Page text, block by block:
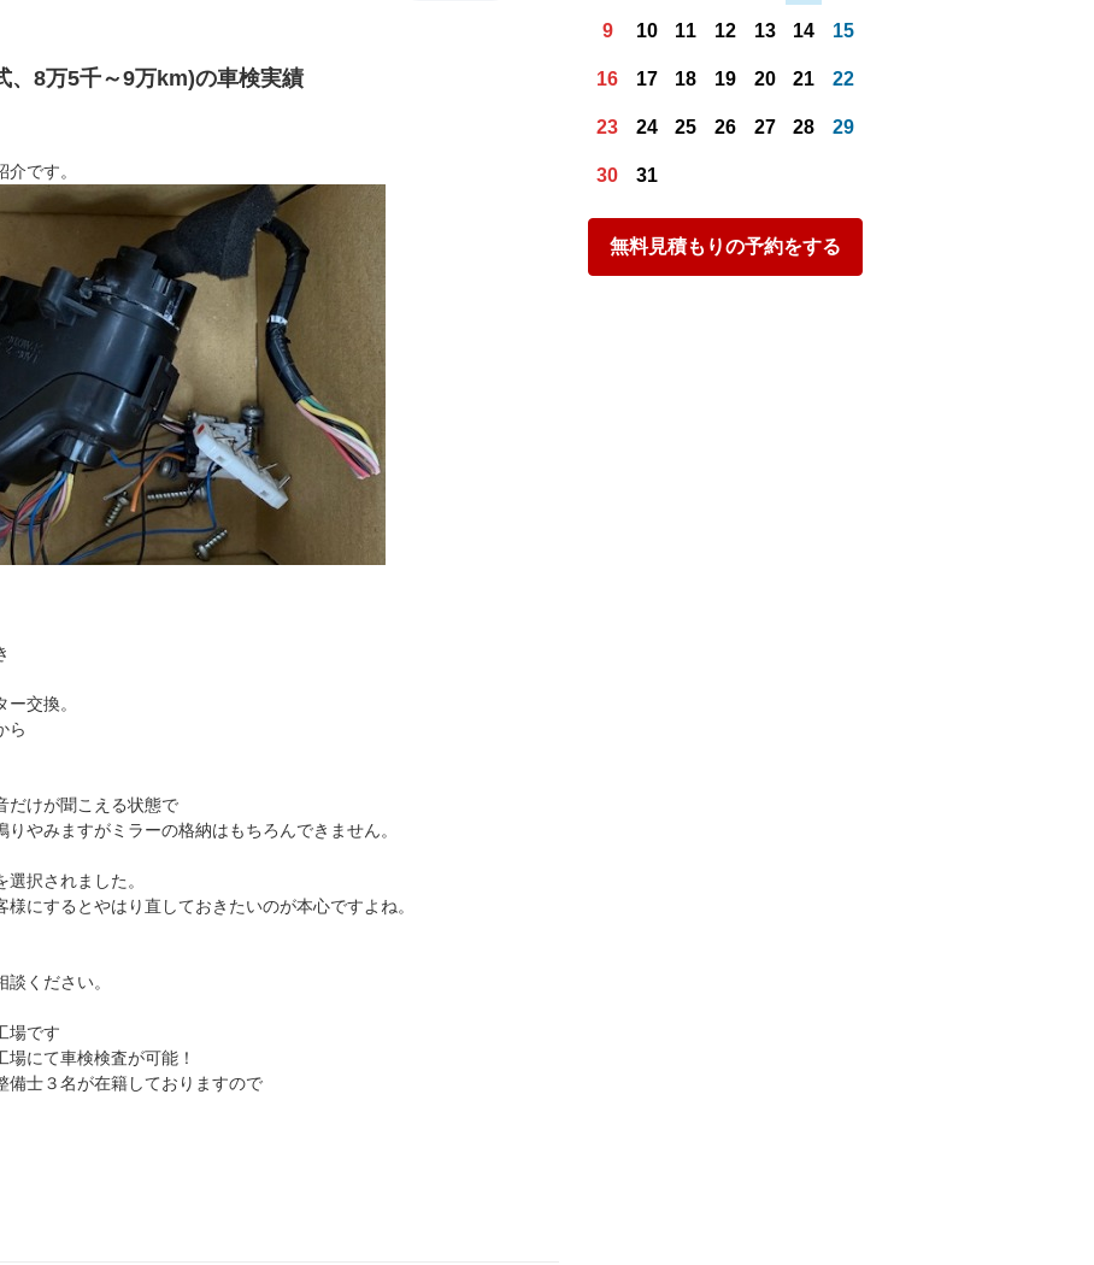
9 10 11 12 13 14 15
16 17 18 19 20 21 22
23 24 25 26 27 28 29
30 31
無料見積もりの予約をする
、8万5千～9万km)の車検実績
です。
交換。
ら
だけが聞こえる状態で
やみますがミラーの格納はもちろんできません。
択されました。
にするとやはり直しておきたいのが本心ですよね。
ください。
場です
にて車検検査が可能！
備士３名が在籍しておりますので